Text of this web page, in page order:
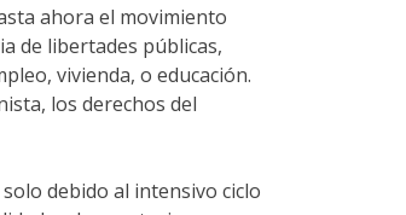
ahora el movimiento
de libertades públicas,
vivienda, o educación.
los derechos del
debido al intensivo ciclo